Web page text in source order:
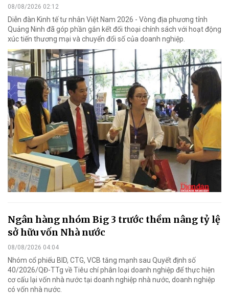
08/08/2026 02:12
Diễn đàn Kinh tế tư nhân Việt Nam 2026 - Vòng địa phương tỉnh
Quảng Ninh đã góp phần gắn kết đối thoại chính sách với hoạt động
xúc tiến thương mại và chuyển đổi số của doanh nghiệp.
Ngân hàng nhóm Big 3 trước thềm nâng tỷ lệ
sở hữu vốn Nhà nước
08/08/2026 04:04
Nhóm cổ phiếu BID, CTG, VCB tăng mạnh sau Quyết định số
40/2026/QĐ-TTg về Tiêu chí phân loại doanh nghiệp để thực hiện
cơ cấu lại vốn nhà nước tại doanh nghiệp nhà nước, doanh nghiệp
có vốn nhà nước.